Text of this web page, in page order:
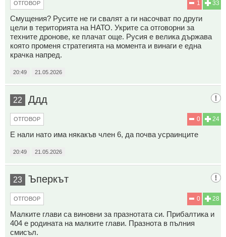
33
1
ОТГОВОР
Смущения? Русите не ги свалят а ги насочват по други
цели в територията на НАТО. Укрите са отговорни за
техните дронове, ке плачат още. Русия е велика държава
която променя стратегията на момента и винаги е една
крачка напред.
20:49 21.05.2026
22 Ддд
24
0
ОТГОВОР
Е нали нато има някакъв член 6, да почва усраинците
20:49 21.05.2026
23 Ъперкът
28
0
ОТГОВОР
Малките глави са виновни за празнотата си. Прибалтика и
404 е родината на малките глави. Празнота в пълния
смисъл.